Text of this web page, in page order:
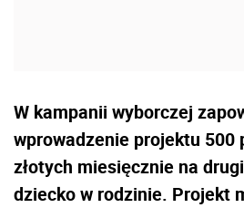
W kampanii wyborczej
wprowadzenie projektu 500
złotych miesięcznie na
dziecko w rodzinie. Projekt